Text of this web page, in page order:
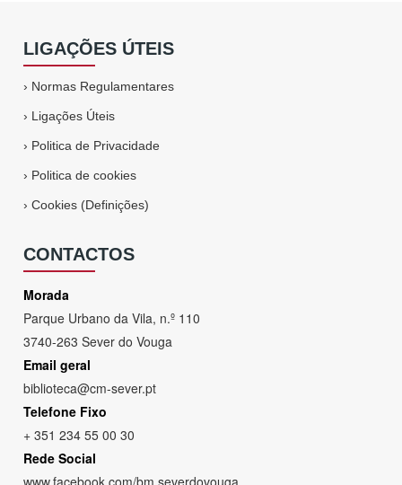
LIGAÇÕES ÚTEIS
› Normas Regulamentares
› Ligações Úteis
› Politica de Privacidade
› Politica de cookies
›Cookies (Definições)
CONTACTOS
Morada
Parque Urbano da Vila, n.º 110
3740-263 Sever do Vouga
Email geral
biblioteca@cm-sever.pt
Telefone Fixo
+ 351 234 55 00 30
Rede Social
www.facebook .com/bm .severdovouga